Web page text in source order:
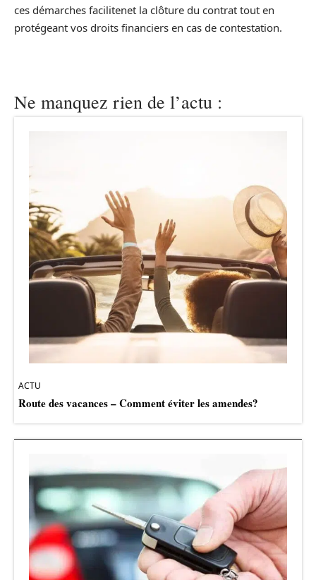
ces démarches facilitenet la clôture du contrat tout en
protégeant vos droits financiers en cas de contestation.
Ne manquez rien de l’actu :
ACTU
Route des vacances – Comment éviter les amendes?